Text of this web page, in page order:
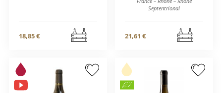
18,85 €
Septentrional
21,61 €